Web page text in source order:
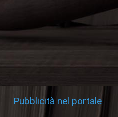
Pubblicità nel portale